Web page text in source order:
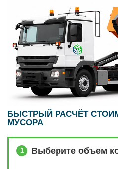
БЫСТРЫЙ РАСЧЁТ
МУСОРА
1 Выберите объем